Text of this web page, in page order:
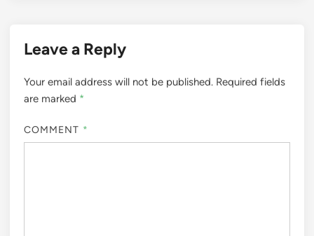
Leave a Reply
Your email address will not be published. Required fields
are marked *
COMMENT *